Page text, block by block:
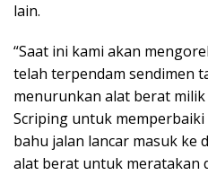
lain.
“Saat ini kami akan
telah terpendam sendimen
menurunkan alat berat
Scriping untuk
bahu jalan lancar masuk ke
alat berat untuk meratakan